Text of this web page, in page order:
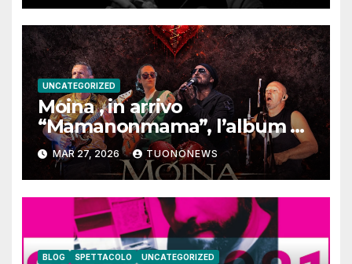
UNCATEGORIZED
Moina , in arrivo
“Mamanonmama”, l’album di
debutto per Ghost Record
MAR 27, 2026 TUONONEWS
BLOG SPETTACOLO UNCATEGORIZED